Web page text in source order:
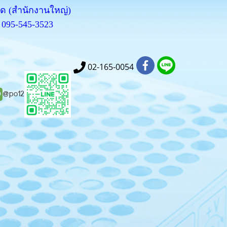
(สำนักงานใหญ่)
095-545-3523
@po12
02-165-0054